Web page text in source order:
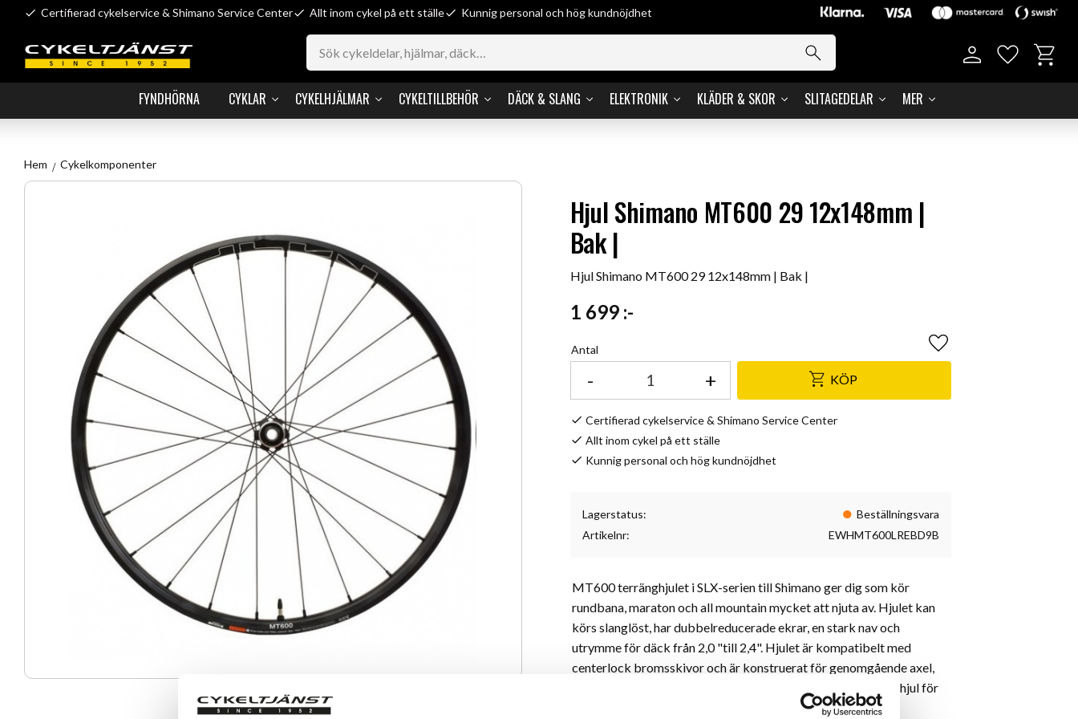
Certifierad cykelservice & Shimano Service Center Allt inom cykel på ett ställe Kunnig personal och hög kundnöjdhet
FYNDHÖRNA CYKLAR CYKELHJÄLMAR CYKELTILLBEHÖR DÄCK & SLANG ELEKTRONIK KLÄDER & SKOR SLITAGEDELAR MER
Favoriter
Hem Cykelkomponenter
Hjul Shimano MT600 29 12x148mm |
Bak |
Hjul Shimano MT600 29 12x148mm | Bak |
1 699:-
Antal
+
- KÖP
Lägg till i favoriter
Certifierad cykelservice & Shimano Service Center
Allt inom cykel på ett ställe
Kunnig personal och hög kundnöjdhet
Lagerstatus
Beställningsvara
Artikelnr
EWHMT600LREBD9B
MT600 terränghjulet i SLX-serien till Shimano ger dig som kör
rundbana, maraton och all mountain mycket att njuta av. Hjulet kan
körs slanglöst, har dubbelreducerade ekrar, en stark nav och
utrymme för däck från 2,0 "till 2,4". Hjulet är kompatibelt med
centerlock bromsskivor och är konstruerat för genomgående axel,
vilket är både säkert och enkelt att hantera. Detta är ett bra hjul för